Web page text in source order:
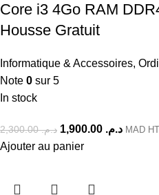
Core i3 4Go RAM
Housse Gratuit
Informatique & Accessoires,
Note 0 sur 5
In stock
د.م.2,300.00 د.م. MAD HT
Ajouter au panier